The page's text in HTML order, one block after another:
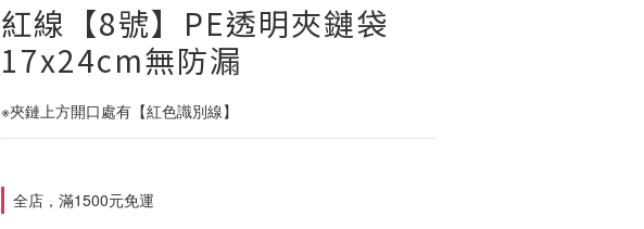
紅線【8號】PE透明夾鏈袋
17x24cm無防漏
※夾鏈上方開口處有【紅色識別線】
全店，滿1500元免運